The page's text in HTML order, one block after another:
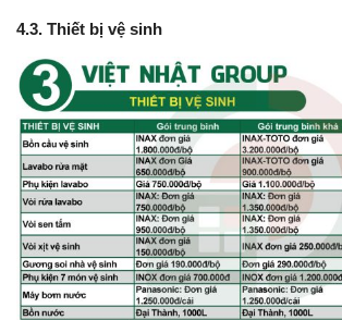
4.3. Thiết bị vệ sinh